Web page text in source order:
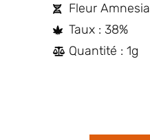
Fleur Amnesia
Taux : 38%
Quantité : 1g